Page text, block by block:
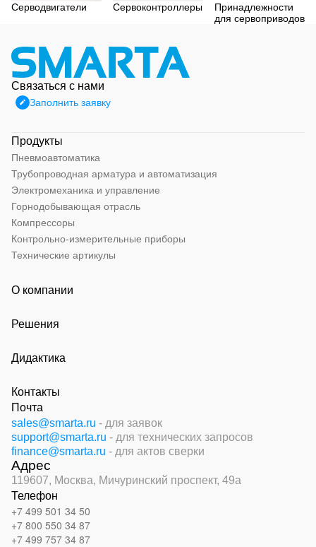
Серводвигатели Сервоконтроллеры
Принадлежности
для сервоприводов
Связаться с нами
Заполнить заявку
Продукты
Пневмоавтоматика
Трубопроводная арматура и автоматизация
Электромеханика и управление
Горнодобывающая отрасль
Компрессоры
Контрольно-измерительные приборы
Технические артикулы
О компании
Решения
Дидактика
Контакты
Почта
sales@smarta.ru - для заявок
support@smarta.ru - для технических запросов
finance@smarta.ru - для актов сверки
Адрес
119607, Москва, Мичуринский проспект, 49а
Телефон
+7 499 501 34 50
+7 800 550 34 87
+7 499 757 34 87